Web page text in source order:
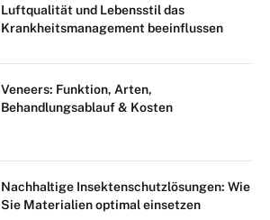
Luftqualität und Lebensstil das
Krankheitsmanagement beeinflussen
Veneers: Funktion, Arten,
Behandlungsablauf & Kosten
Nachhaltige Insektenschutzlösungen: Wie
Sie Materialien optimal einsetzen